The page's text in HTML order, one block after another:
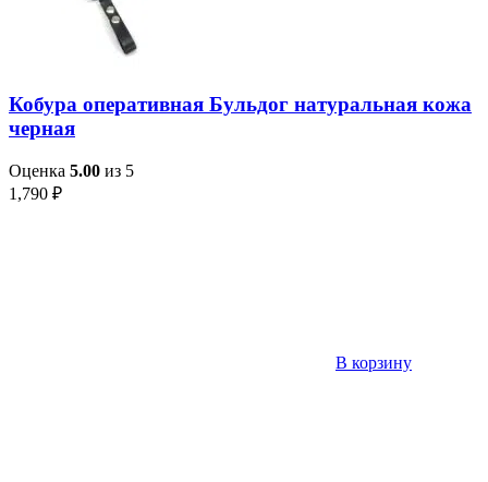
Кобура оперативная Бульдог натуральная кожа
черная
Оценка 5.00 из 5
1,790 ₽
В корзину